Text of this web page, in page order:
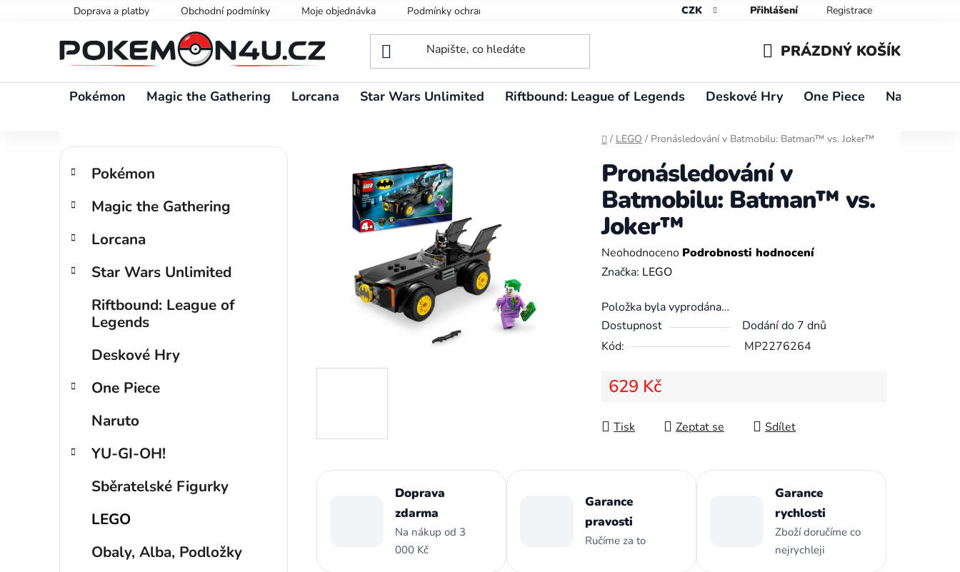
Doprava a platby Obchodní podmínky Moje objednávka Podmínky ochrany osobních údajů CZK Přihlášení Registrace
KOŠÍK
PRÁZDNÝ KOŠÍK
Pokémon Magic the Gathering Lorcana Star Wars Unlimited Riftbound: League of Legends Deskové Hry One Piece Naruto
Domů
/ LEGO / Pronásledování v Batmobilu: Batman™ vs. Joker™
P Přeskočit
kategorie
K
a
e
o
i
Pokémon
Magic the Gathering
Lorcana
Star Wars Unlimited
Riftbound: League of
Legends
Deskové Hry
One Piece
Naruto
YU-GI-OH!
Sběratelské Figurky
LEGO
Obaly, Alba, Podložky
Pronásledování v
Batmobilu: Batman™ vs.
Joker™
Průměrné
hodnocení
je
0,0
z
hvězdiček.
Neohodnoceno Podrobnosti hodnocení
Značka: LEGO
Položka byla vyprodána…
Dostupnost
Dodání do 7 dnů
Kód:
MP2276264
629 Kč
Tisk
Zeptat se Sdílet
Doprava
zdarma
Na nákup od 3
000 Kč
Garance
pravosti
Ručíme za to
Garance
rychlosti
Zboží doručíme co
nejrychleji